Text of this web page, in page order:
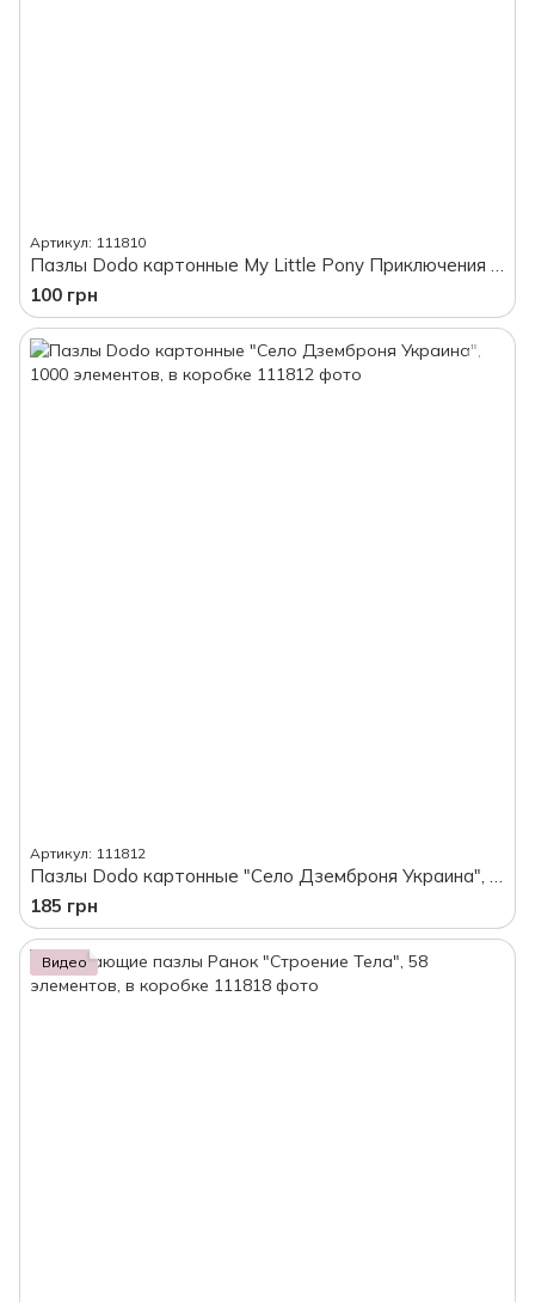
Артикул: 111810
Пазлы Dodo картонные My Little Pony Приключения Санни, Пипп и Зипп, 60 элементов, в коробке
100 грн
Артикул: 111812
Пазлы Dodo картонные "Село Дземброня Украина", 1000 элементов, в коробке
185 грн
Видео